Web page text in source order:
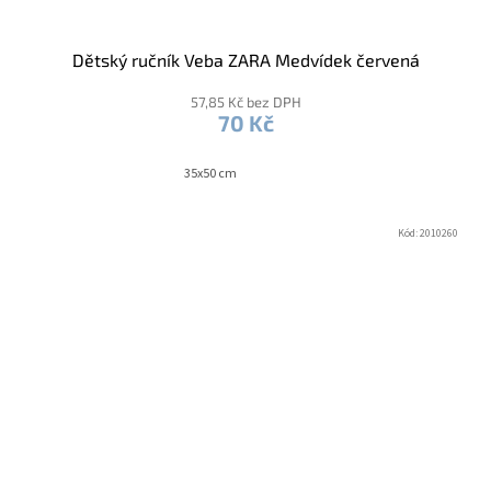
Dětský ručník Veba ZARA Medvídek červená
57,85 Kč bez DPH
70 Kč
35x50 cm
Kód:2010260